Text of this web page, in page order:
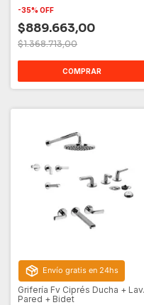
-35% OFF
$889.663,00
$1.368.713,00
COMPRAR
Envío gratis en 24hs
Grifería Fv Ciprés Ducha + Lav.
Pared + Bidet